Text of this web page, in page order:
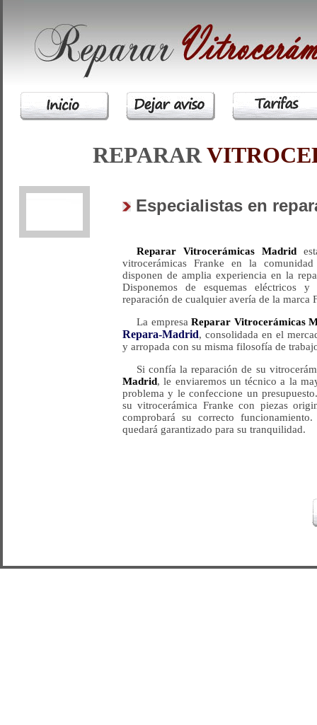
REPARAR
Especialistas en
Reparar Vitrocerámicas Madrid
vitrocerámicas Franke en la
disponen de amplia experiencia en la
Disponemos de esquemas eléctricos
reparación de cualquier avería de la marca
La empresaReparar Vitrocerámicas
Repara-Madrid, consolidada en el
y arropada con su misma filosofía de
Si confía la reparación de su
Madrid, le enviaremos un técnico a la
problema y le confeccione un
su vitrocerámica Franke con piezas
comprobará su correcto
quedará garantizado para su tranquilidad.